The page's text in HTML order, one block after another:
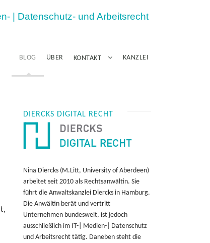
| Datenschutz- und Arbeitsrecht
BLOG ÜBER KONTAKT KANZLEI
DIERCKS DIGITAL RECHT
Nina Diercks (M.Litt, University of Aberdeen)
arbeitet seit 2010 als Rechtsanwältin. Sie
führt die Anwaltskanzlei Diercks in Hamburg.
Die Anwältin berät und vertritt
Unternehmen bundesweit, ist jedoch
ausschließlich im IT-| Medien-| Datenschutz
und Arbeitsrecht tätig. Daneben steht die